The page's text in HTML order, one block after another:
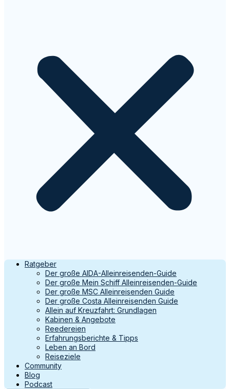
Ratgeber
Der große AIDA-Alleinreisenden-Guide
Der große Mein Schiff Alleinreisenden-Guide
Der große MSC Alleinreisenden Guide
Der große Costa Alleinreisenden Guide
Allein auf Kreuzfahrt: Grundlagen
Kabinen & Angebote
Reedereien
Erfahrungsberichte & Tipps
Leben an Bord
Reiseziele
Community
Blog
Podcast